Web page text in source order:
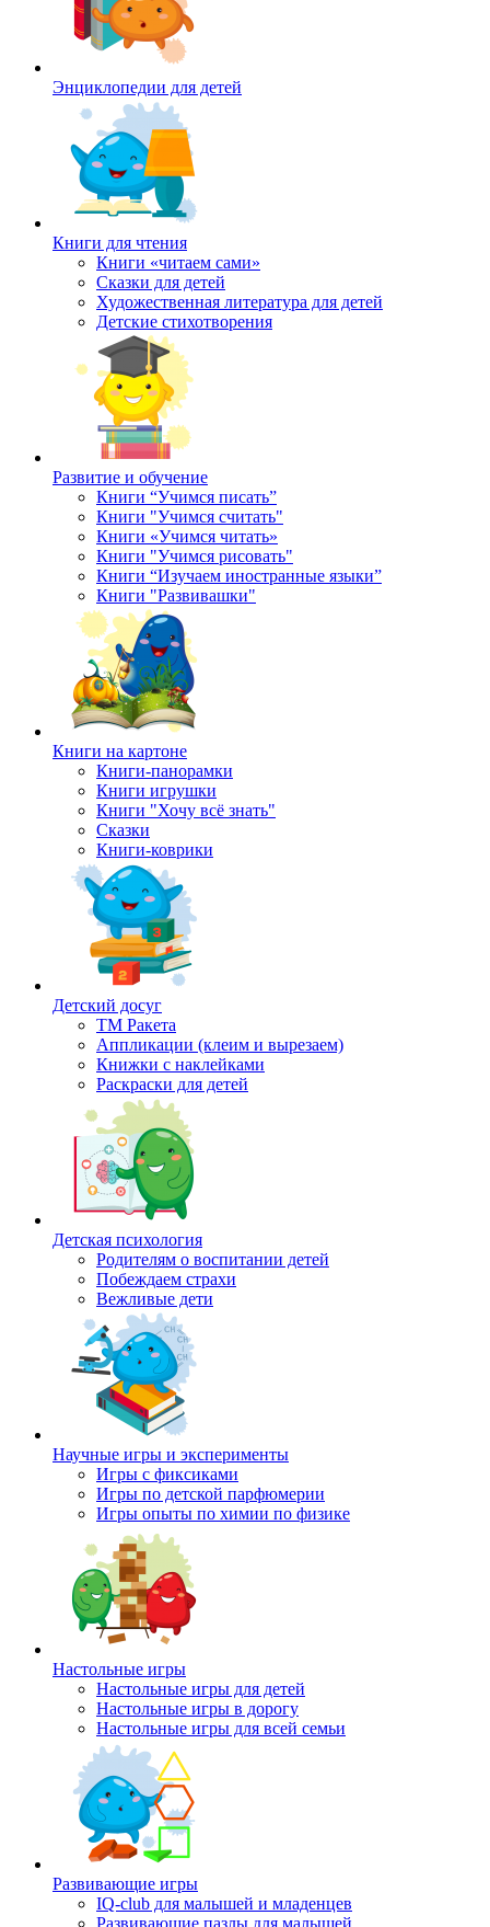
Энциклопедии для детей
Книги для чтения
Книги «читаем сами»
Сказки для детей
Художественная литература для детей
Детские стихотворения
Развитие и обучение
Книги “Учимся писать”
Книги "Учимся считать"
Книги «Учимся читать»
Книги "Учимся рисовать"
Книги “Изучаем иностранные языки”
Книги "Развивашки"
Книги на картоне
Книги-панорамки
Книги игрушки
Книги "Хочу всё знать"
Сказки
Книги-коврики
Детский досуг
ТМ Ракета
Аппликации (клеим и вырезаем)
Книжки с наклейками
Раскраски для детей
Детская психология
Родителям о воспитании детей
Побеждаем страхи
Вежливые дети
Научные игры и эксперименты
Игры с фиксиками
Игры по детской парфюмерии
Игры опыты по химии по физике
Настольные игры
Настольные игры для детей
Настольные игры в дорогу
Настольные игры для всей семьи
Развивающие игры
IQ-club для малышей и младенцев
Развивающие пазлы для малышей